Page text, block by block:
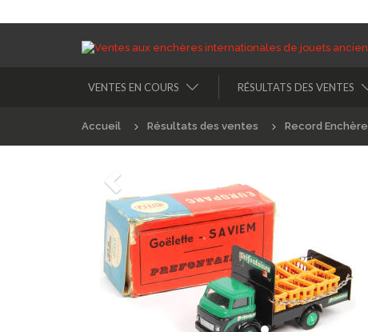
VENTES EN COURS RÉSULTATS DES VENTES
Accueil Résultats des ventes Record Enchère